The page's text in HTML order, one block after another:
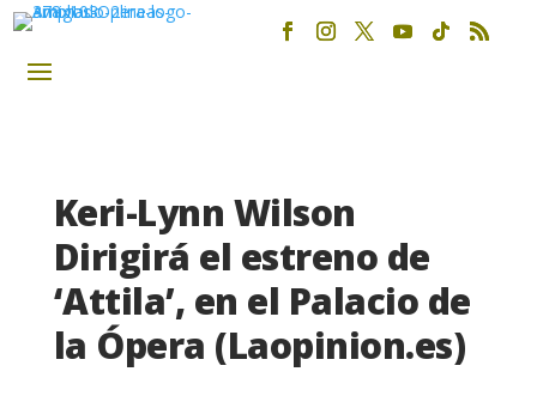
Keri-Lynn Wilson
Dirigirá el estreno de
‘Attila’, en el Palacio de
la Ópera (Laopinion.es)